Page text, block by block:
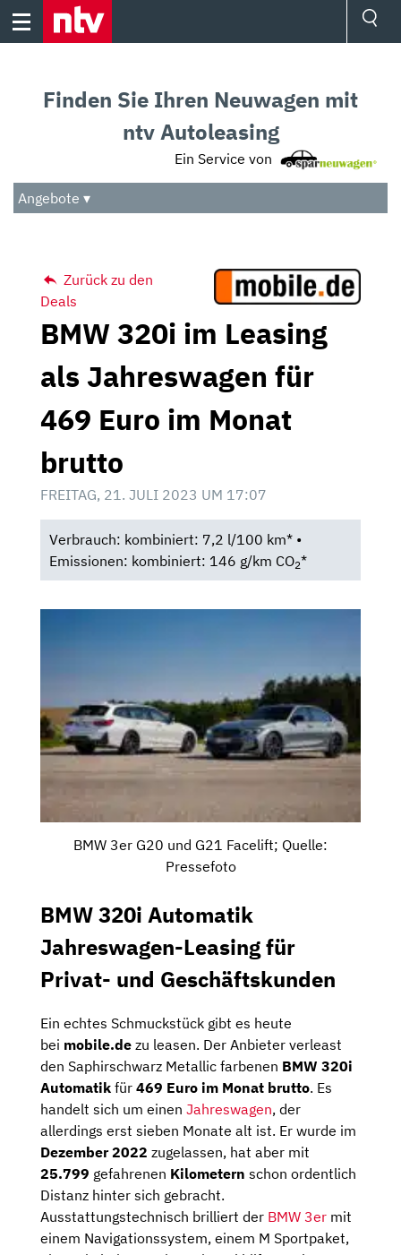
Skip
Audio
Das Beste
Finden Sie Ihren Neuwagen mit
ntv Autoleasing
Ein Service von
Angebote ▾
Zurück zu den
Deals
BMW 320i im Leasing
als Jahreswagen für
469 Euro im Monat
brutto
FREITAG, 21. JULI 2023 UM 17:07
Verbrauch: kombiniert: 7,2 l/100 km* •
Emissionen: kombiniert: 146 g/km CO2*
BMW 3er G20 und G21 Facelift; Quelle:
Pressefoto
BMW 320i Automatik
Jahreswagen-Leasing für
Privat- und Geschäftskunden
Ein echtes Schmuckstück gibt es heute
bei mobile.de zu leasen. Der Anbieter verleast
den Saphirschwarz Metallic farbenen BMW 320i
Automatik für 469 Euro im Monat brutto. Es
handelt sich um einen Jahreswagen, der
allerdings erst sieben Monate alt ist. Er wurde im
Dezember 2022 zugelassen, hat aber mit
25.799 gefahrenen Kilometern schon ordentlich
Distanz hinter sich gebracht.
Ausstattungstechnisch brilliert der BMW 3er mit
einem Navigationssystem, einem M Sportpaket,